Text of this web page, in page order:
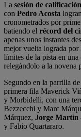
La sesión de
con Pedro Acosta
cronometrados por
batiendo el récord del
apenas unos instantes
mejor vuelta lograda por
límites de la pista en
relegándolo a la novena
Segundo en la parrilla de
primera fila Maverick
y Morbidelli, con una
Bezzecchi y Marc
Márquez, Jorge Martín
y Fabio Quartararo.